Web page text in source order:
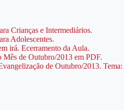
Crianças e Intermediários.
Adolescentes.
irá. Ecerramento da Aula.
Mês de Outubro/2013 em PDF.
de Outubro/2013. Tema: